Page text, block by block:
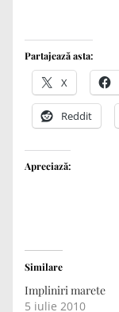
Partajează asta:
X
Reddit
Apreciază:
Similare
Impliniri marete
5 iulie 2010